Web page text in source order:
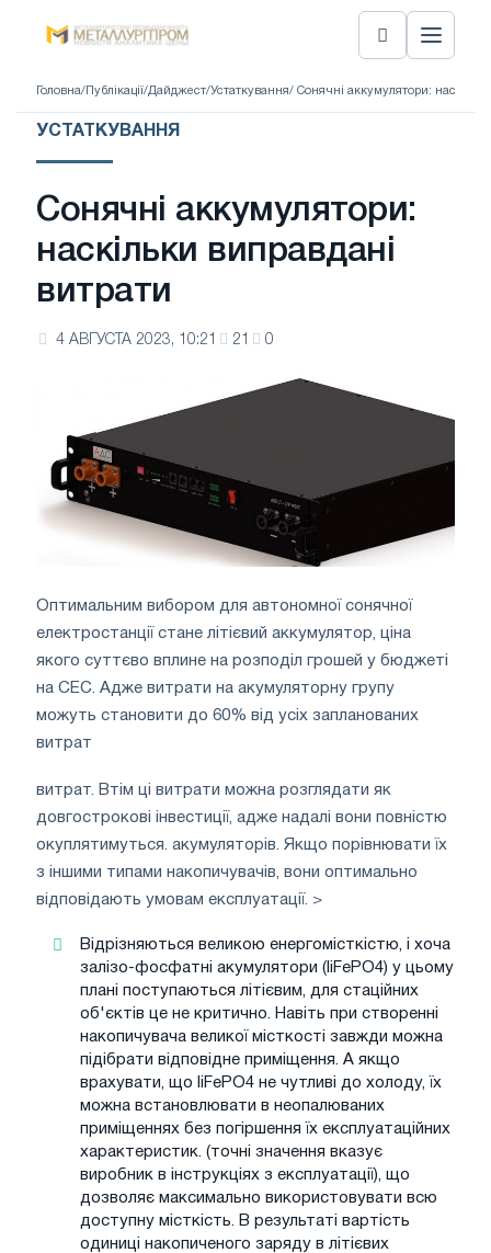
Головна/ Публікації/Дайджест/Устаткування/ Сонячні аккумулятори:
УСТАТКУВАННЯ
Сонячні аккумулятори:
наскільки виправдані
витрати
4 АВГУСТА 2023, 10:21 21 0
Оптимальним вибором для автономної сонячної
електростанції стане літієвий аккумулятор, ціна
якого суттєво вплине на розподіл грошей у бюджеті
на СЕС. Адже витрати на акумуляторну групу
можуть становити до 60% від усіх запланованих
витрат
витрат. Втім ці витрати можна розглядати як
довгострокові інвестиції, адже надалі вони повністю
окуплятимуться. акумуляторів. Якщо порівнювати їх
з іншими типами накопичувачів, вони оптимально
відповідають умовам експлуатації. >
Відрізняються великою енергомісткістю, і хоча
залізо-фосфатні акумулятори (liFePO4) у цьому
плані поступаються літієвим, для стаційних
об'єктів це не критично. Навіть при створенні
накопичувача великої місткості завжди можна
підібрати відповідне приміщення. А якщо
врахувати, що liFePO4 не чутливі до холоду, їх
можна встановлювати в неопалюваних
приміщеннях без погіршення їх експлуатаційних
характеристик. (точні значення вказує
виробник в інструкціях з експлуатації), що
дозволяє максимально використовувати всю
доступну місткість. В результаті вартість
одиниці накопиченого заряду в літієвих